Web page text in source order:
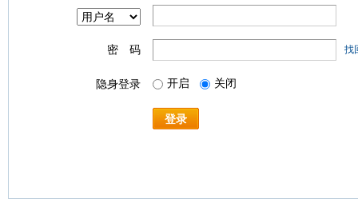
密 码 找
隐身登录 开启 关闭
登录